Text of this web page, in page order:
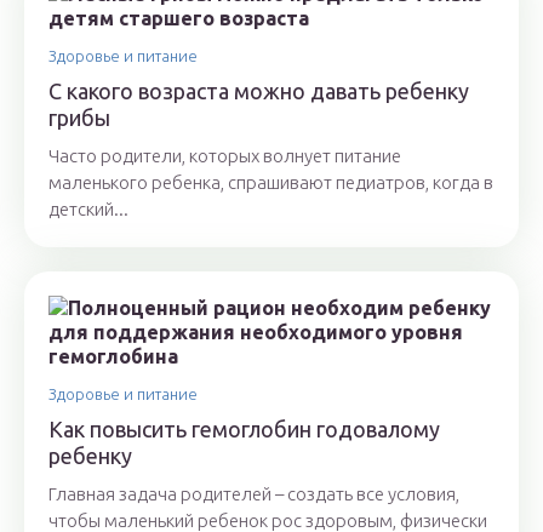
Здоровье и питание
С какого возраста можно давать ребенку
грибы
Часто родители, которых волнует питание
маленького ребенка, спрашивают педиатров, когда в
детский...
Здоровье и питание
Как повысить гемоглобин годовалому
ребенку
Главная задача родителей – создать все условия,
чтобы маленький ребенок рос здоровым, физически